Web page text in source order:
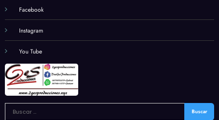
Facebook
Instagram
You Tube